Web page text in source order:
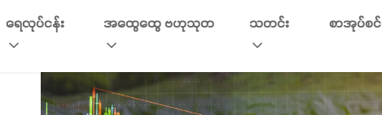
ရေလုပ်ငန်း အထွေထွေ ဗဟုသုတ သတင်း စာအုပ်စင်